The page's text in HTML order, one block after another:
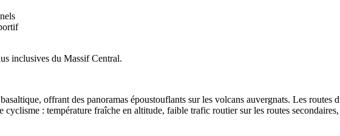
inclusives du Massif Central.
offrant des panoramas époustouflants sur les volcans auvergnats. Les routes
: température fraîche en altitude, faible trafic routier sur les routes